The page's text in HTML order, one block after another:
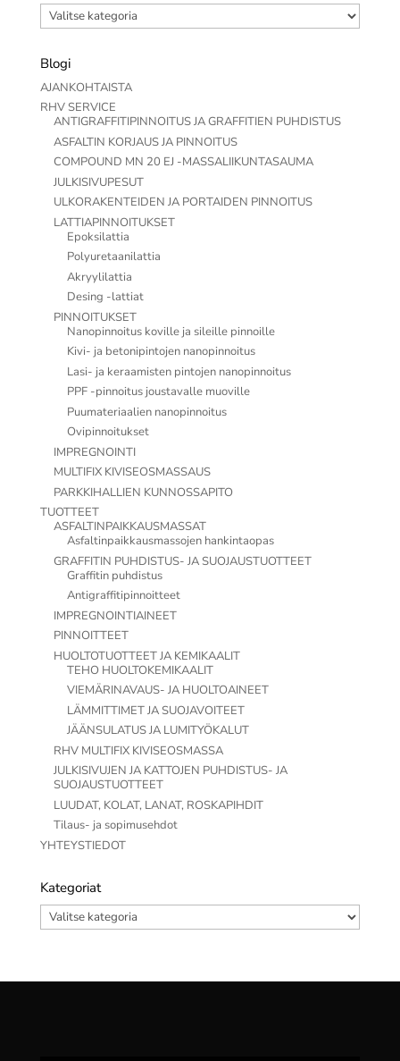
Kategoriat
Blogi
AJANKOHTAISTA
RHV SERVICE
ANTIGRAFFITIPINNOITUS JA GRAFFITIEN PUHDISTUS
ASFALTIN KORJAUS JA PINNOITUS
COMPOUND MN 20 EJ -MASSALIIKUNTASAUMA
JULKISIVUPESUT
ULKORAKENTEIDEN JA PORTAIDEN PINNOITUS
LATTIAPINNOITUKSET
Epoksilattia
Polyuretaanilattia
Akryylilattia
Desing -lattiat
PINNOITUKSET
Nanopinnoitus koville ja sileille pinnoille
Kivi- ja betonipintojen nanopinnoitus
Lasi- ja keraamisten pintojen nanopinnoitus
PPF -pinnoitus joustavalle muoville
Puumateriaalien nanopinnoitus
Ovipinnoitukset
IMPREGNOINTI
MULTIFIX KIVISEOSMASSAUS
PARKKIHALLIEN KUNNOSSAPITO
TUOTTEET
ASFALTINPAIKKAUSMASSAT
Asfaltinpaikkausmassojen hankintaopas
GRAFFITIN PUHDISTUS- JA SUOJAUSTUOTTEET
Graffitin puhdistus
Antigraffitipinnoitteet
IMPREGNOINTIAINEET
PINNOITTEET
HUOLTOTUOTTEET JA KEMIKAALIT
TEHO HUOLTOKEMIKAALIT
VIEMÄRINAVAUS- JA HUOLTOAINEET
LÄMMITTIMET JA SUOJAVOITEET
JÄÄNSULATUS JA LUMITYÖKALUT
RHV MULTIFIX KIVISEOSMASSA
JULKISIVUJEN JA KATTOJEN PUHDISTUS- JA
SUOJAUSTUOTTEET
LUUDAT, KOLAT, LANAT, ROSKAPIHDIT
Tilaus- ja sopimusehdot
YHTEYSTIEDOT
Kategoriat
Kategoriat